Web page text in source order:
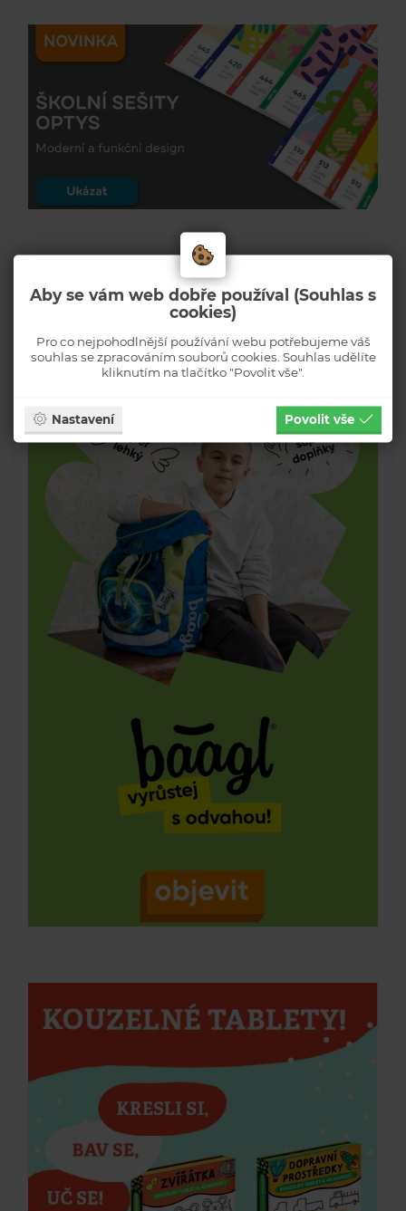
Aby se vám web dobře používal (Souhlas s
cookies)
Pro co nejpohodlnější používání webu potřebujeme váš
souhlas se zpracováním souborů cookies. Souhlas udělíte
kliknutím na tlačítko "Povolit vše".
Nastavení Povolit vše